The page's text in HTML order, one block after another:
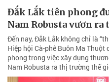
Đắk Lắk tiên phong
Nam Robusta vươn ra
Đến nay, Đắk Lắk không chỉ là
Hiệp hội Cà-phê Buôn Ma
phong trong việc xây dựng
Nam Robusta ra thị trường thế